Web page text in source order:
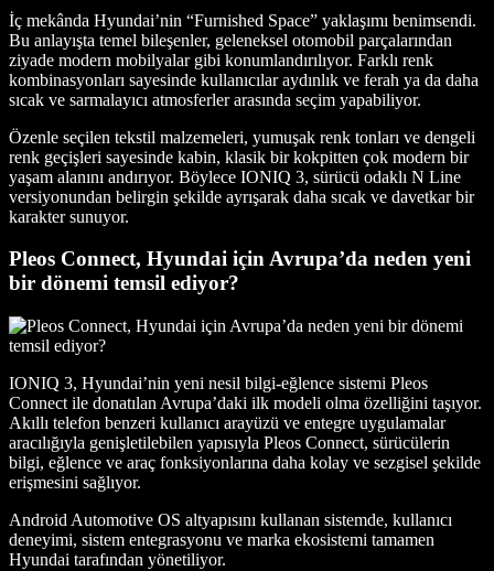
İç mekânda Hyundai’nin “Furnished Space” yaklaşımı benimsendi.
Bu anlayışta temel bileşenler, geleneksel otomobil parçalarından
ziyade modern mobilyalar gibi konumlandırılıyor. Farklı renk
kombinasyonları sayesinde kullanıcılar aydınlık ve ferah ya da daha
sıcak ve sarmalayıcı atmosferler arasında seçim yapabiliyor.
Özenle seçilen tekstil malzemeleri, yumuşak renk tonları ve dengeli
renk geçişleri sayesinde kabin, klasik bir kokpitten çok modern bir
yaşam alanını andırıyor. Böylece IONIQ 3, sürücü odaklı N Line
versiyonundan belirgin şekilde ayrışarak daha sıcak ve davetkar bir
karakter sunuyor.
Pleos Connect, Hyundai için Avrupa’da neden yeni
bir dönemi temsil ediyor?
IONIQ 3, Hyundai’nin yeni nesil bilgi-eğlence sistemi Pleos
Connect ile donatılan Avrupa’daki ilk modeli olma özelliğini taşıyor.
Akıllı telefon benzeri kullanıcı arayüzü ve entegre uygulamalar
aracılığıyla genişletilebilen yapısıyla Pleos Connect, sürücülerin
bilgi, eğlence ve araç fonksiyonlarına daha kolay ve sezgisel şekilde
erişmesini sağlıyor.
Android Automotive OS altyapısını kullanan sistemde, kullanıcı
deneyimi, sistem entegrasyonu ve marka ekosistemi tamamen
Hyundai tarafından yönetiliyor.